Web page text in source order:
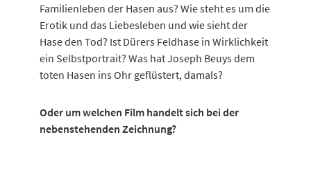
Familienleben der Hasen aus? Wie steht es um die
Erotik und das Liebesleben und wie sieht der
Hase den Tod? Ist Dürers Feldhase in Wirklichkeit
ein Selbstportrait? Was hat Joseph Beuys dem
toten Hasen ins Ohr geflüstert, damals?
Oder um welchen Film handelt sich bei der
nebenstehenden Zeichnung?